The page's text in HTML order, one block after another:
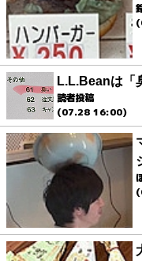
L.L.Beanは「
読者投稿
(07.28 16:00)